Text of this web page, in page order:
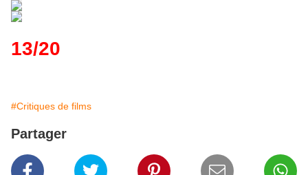
13/20
#Critiques de films
Partager